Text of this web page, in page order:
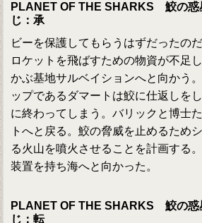
PLANET OF THE SHARKS 鮫の惑
じ：承
ビーを保護してもらうはずだったの
ロケットを飛ばすための物資が不足
かぶ基地サルベイションへと向かう
ップであるダマートは鮫に仕返しを
に終わってしまう。バリックと博士
トへと戻る。鮫の脅威を止めるため
る火山を噴火させることを計画する
装置を持ち海へと向かった。
PLANET OF THE SHARKS 鮫の惑
じ：転